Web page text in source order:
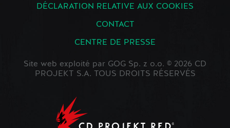
DÉCLARATION RELATIVE AUX COOKIES
CONTACT
CENTRE DE PRESSE
Site web exploité par GOG Sp. z o.o. © 2026 CD
PROJEKT S.A. TOUS DROITS RÉSERVÉS